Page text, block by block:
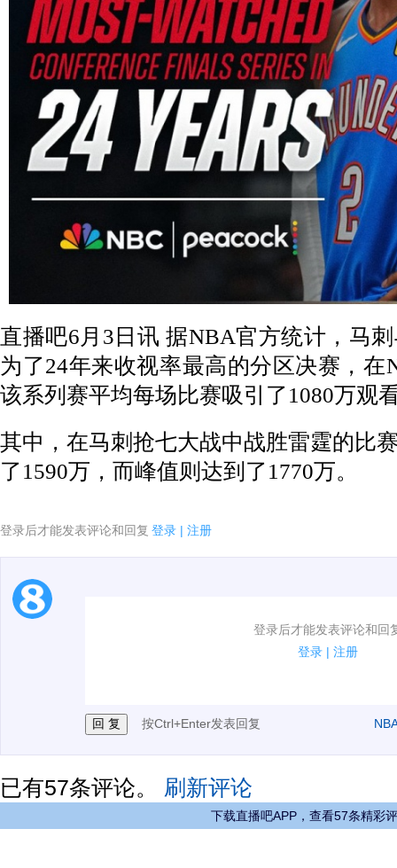
直播吧6月3日讯 据NBA官方统计，马
为了24年来收视率最高的分区决赛，在
该系列赛平均每场比赛吸引了1080万观
其中，在马刺抢七大战中战胜雷霆的比
了1590万，而峰值则达到了1770万。
登录后才能发表评论和回复 登录 | 注册
登录后才能发表评论和回
登录 | 注册
1.电脑端新用户可以发表评论了！
按Ctrl+Enter发表回复
已有57条评论。 刷新评论
下载直播吧APP，查看57条精彩